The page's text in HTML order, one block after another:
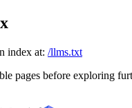
index at: /llms.txt
pages before exploring